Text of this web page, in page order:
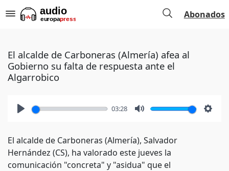
Abonados
El alcalde de Carboneras (Almería) afea al
Gobierno su falta de respuesta ante el
Algarrobico
03:28
El alcalde de Carboneras (Almería), Salvador
Hernández (CS), ha valorado este jueves la
comunicación "concreta" y "asidua" que el